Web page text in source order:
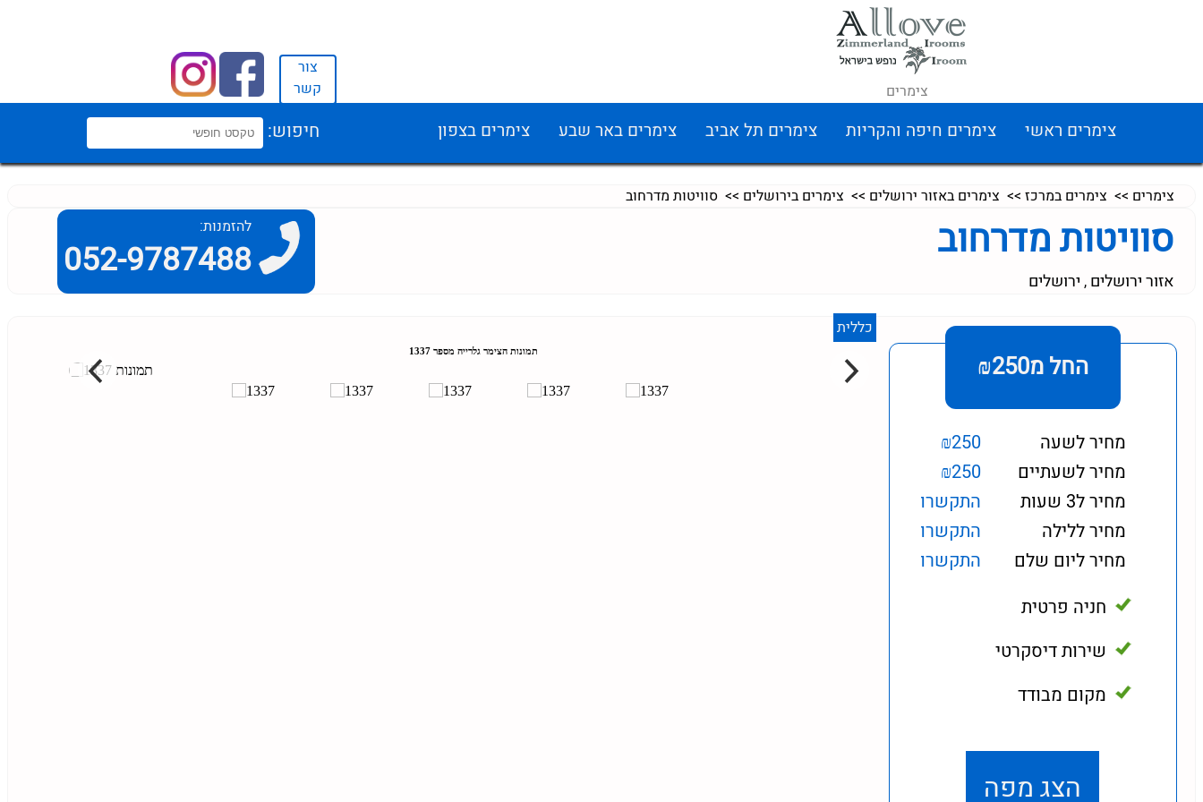
צימרים
צור
קשר
צימרים ראשי צימרים חיפה והקריות צימרים תל אביב צימרים באר שבע צימרים בצפון חיפוש:
צימרים >> צימרים במרכז >> צימרים באזור ירושלים >> צימרים בירושלים >> סוויטות מדרחוב
סוויטות מדרחוב
אזור ירושלים , ירושלים
להזמנות:
052-9787488
החל מ₪250
מחיר לשעה
₪250
מחיר לשעתיים
₪250
מחיר ל3 שעות
התקשרו
מחיר ללילה
התקשרו
מחיר ליום שלם
התקשרו
חניה פרטית
שירות דיסקרטי
מקום מבודד
הצג מפה
כללית